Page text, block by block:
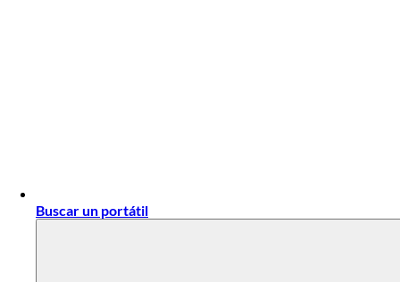
Buscar un portátil